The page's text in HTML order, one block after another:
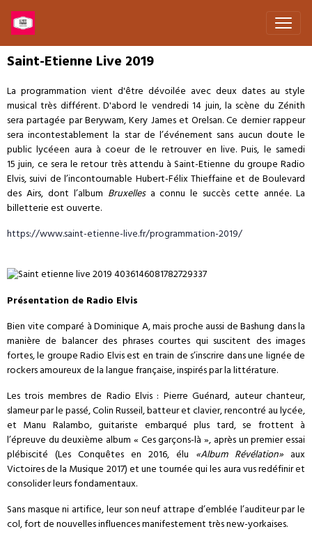
Saint-Etienne Live 2019
La programmation vient d'être dévoilée avec deux dates au style
musical très différent. D'abord le vendredi 14 juin, la scène du Zénith
sera partagée par Berywam, Kery James et Orelsan. Ce dernier rappeur
sera incontestablement la star de l’événement sans aucun doute le
public lycéeen aura à coeur de le retrouver en live. Puis, le samedi
15 juin, ce sera le retour très attendu à Saint-Etienne du groupe Radio
Elvis, suivi de l’incontournable Hubert-Félix Thieffaine et de Boulevard
des Airs, dont l’album Bruxellesa connu le succès cette année. La
billetterie est ouverte.
https://www.saint-etienne-live.fr/programmation-2019/
Présentation de Radio Elvis
Bien vite comparé à Dominique A, mais proche aussi de Bashung dans la
manière de balancer des phrases courtes qui suscitent des images
fortes, le groupe Radio Elvis est en train de s’inscrire dans une lignée de
rockers amoureux de la langue française, inspirés par la littérature.
Les trois membres de Radio Elvis : Pierre Guénard, auteur chanteur,
slameur par le passé, Colin Russeil, batteur et clavier, rencontré au lycée,
et Manu Ralambo, guitariste embarqué plus tard, se frottent à
l’épreuve du deuxième album « Ces garçons-là », après un premier essai
plébiscité (Les Conquêtes en 2016, élu «Album Révélation» aux
Victoires de la Musique 2017) et une tournée qui les aura vus redéfinir et
consolider leurs fondamentaux.
Sans masque ni artifice, leur son neuf attrape d’emblée l’auditeur par le
col, fort de nouvelles influences manifestement très new-yorkaises.